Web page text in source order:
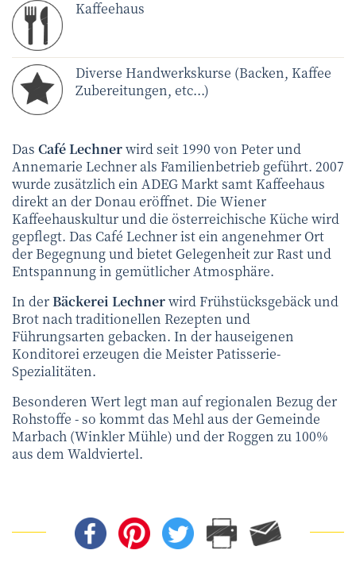
Kaffeehaus
Diverse Handwerkskurse (Backen, Kaffee
Zubereitungen, etc...)
Das Café Lechnerwird seit 1990 von Peter und
Annemarie Lechner als Familienbetrieb geführt. 2007
wurde zusätzlich ein ADEG Markt samt Kaffeehaus
direkt an der Donau eröffnet. Die Wiener
Kaffeehauskultur und die österreichische Küche wird
gepflegt. Das Café Lechner ist ein angenehmer Ort
der Begegnung und bietet Gelegenheit zur Rast und
Entspannung in gemütlicher Atmosphäre.
In derBäckerei Lechnerwird Frühstücksgebäck und
Brot nach traditionellen Rezepten und
Führungsarten gebacken. In der hauseigenen
Konditorei erzeugen die Meister Patisserie-
Spezialitäten.
Besonderen Wert legt man auf regionalen Bezug der
Rohstoffe - so kommt das Mehl aus der Gemeinde
Marbach (Winkler Mühle) und der Roggen zu 100%
aus dem Waldviertel.